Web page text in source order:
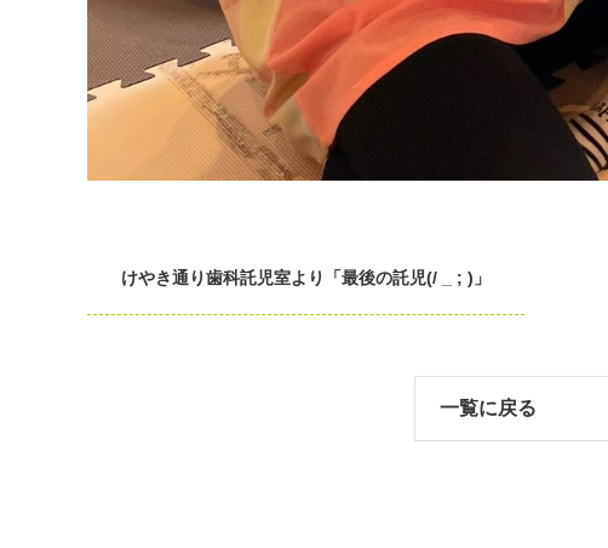
けやき通り歯科託児室より「最後の託児(/ _ ; )」
一覧に戻る